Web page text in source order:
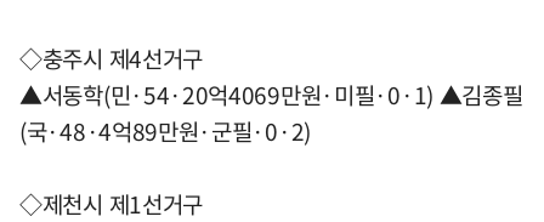
◇충주시 제4선거구
▲서동학(민·54·20억4069만원·미필·0·1) ▲김종필
(국·48·4억89만원·군필·0·2)
◇제천시 제1선거구